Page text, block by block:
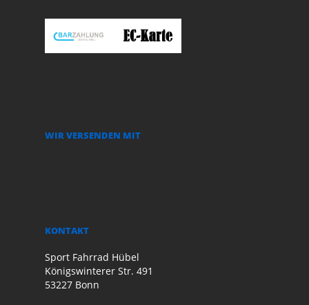
WIR VERSENDEN MIT
KONTAKT
Sport Fahrrad Hübel
Königswinterer Str. 491
53227 Bonn